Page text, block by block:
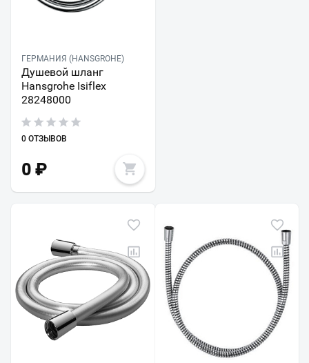
ГЕРМАНИЯ (HANSGROHE)
Душевой шланг
Hansgrohe Isiflex
28248000
0 ОТЗЫВОВ
0 ₽